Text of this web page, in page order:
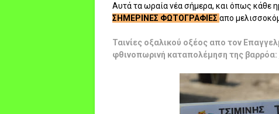
Αυτά τα ωραία νέα σήμερα, και όπως κάθε
ΣΗΜΕΡΙΝΕΣ ΦΩΤΟΓΡΑΦΙΕΣ απο
Ταινίες οξαλικού οξέος απο τον
φθινοπωρινή καταπολέμηση της βαρρόα: